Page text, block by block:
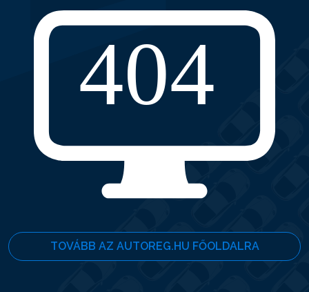
TOVÁBB AZ AUTOREG.HU FŐOLDALRA